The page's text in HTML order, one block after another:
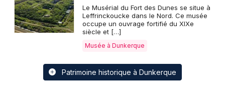
Le Musérial du Fort des Dunes se situe à
Leffrinckoucke dans le Nord. Ce musée
occupe un ouvrage fortifié du XIXe
siècle et […]
Musée à Dunkerque
Patrimoine historique à Dunkerque